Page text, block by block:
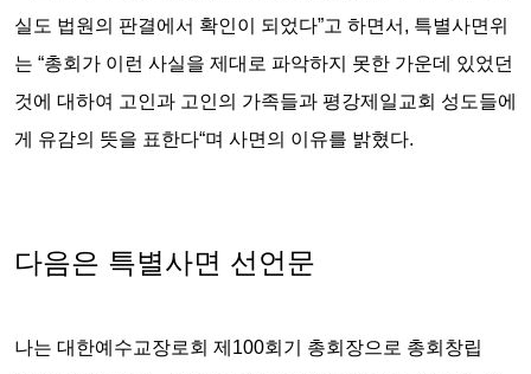
실도 법원의 판결에서 확인이 되었다”고 하면서, 특별사면위
는 “총회가 이런 사실을 제대로 파악하지 못한 가운데 있었던
것에 대하여 고인과 고인의 가족들과 평강제일교회 성도들에
게 유감의 뜻을 표한다“며 사면의 이유를 밝혔다.
다음은 특별사면 선언문
나는 대한예수교장로회 제100회기 총회장으로 총회창립